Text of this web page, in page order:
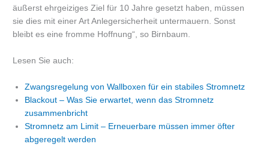
äußerst ehrgeiziges Ziel für 10 Jahre gesetzt haben, müssen
sie dies mit einer Art Anlegersicherheit untermauern. Sonst
bleibt es eine fromme Hoffnung“, so Birnbaum.
Lesen Sie auch:
Zwangsregelung von Wallboxen für ein stabiles Stromnetz
Blackout – Was Sie erwartet, wenn das Stromnetz
zusammenbricht
Stromnetz am Limit – Erneuerbare müssen immer öfter
abgeregelt werden